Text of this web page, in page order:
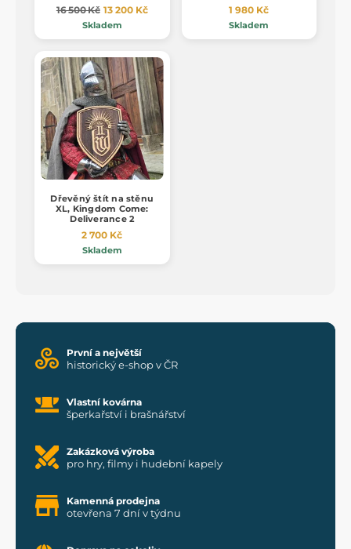
16 500 Kč 13 200 Kč
Skladem
1 980 Kč
Skladem
Dřevěný štít na stěnu
XL, Kingdom Come:
Deliverance 2
2 700 Kč
Skladem
První a největší
historický e-shop v ČR
Vlastní kovárna
šperkařství i brašnářství
Zakázková výroba
pro hry, filmy i hudební kapely
Kamenná prodejna
otevřena 7 dní v týdnu